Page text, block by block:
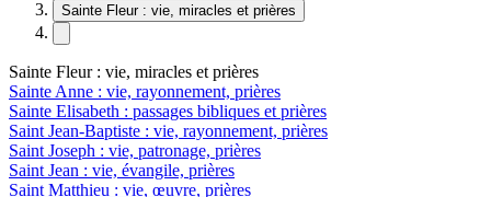
Sainte Fleur : vie, miracles et prières
Sainte Fleur : vie, miracles et prières
Sainte Anne : vie, rayonnement, prières
Sainte Elisabeth : passages bibliques et prières
Saint Jean-Baptiste : vie, rayonnement, prières
Saint Joseph : vie, patronage, prières
Saint Jean : vie, évangile, prières
Saint Matthieu : vie, œuvre, prières